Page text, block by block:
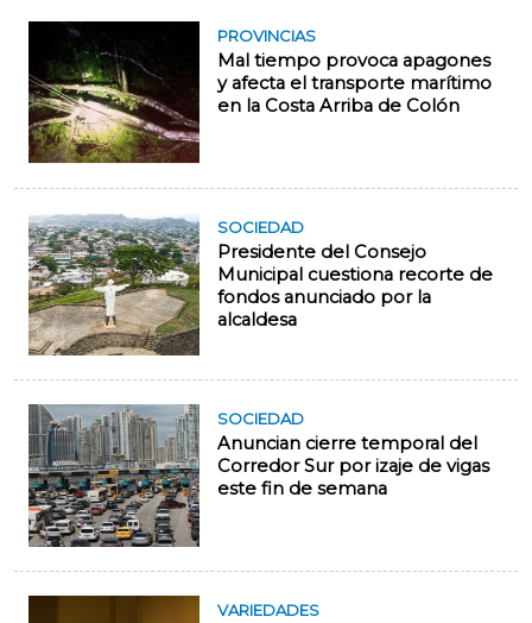
PROVINCIAS
Mal tiempo provoca apagones
y afecta el transporte marítimo
en la Costa Arriba de Colón
SOCIEDAD
Presidente del Consejo
Municipal cuestiona recorte de
fondos anunciado por la
alcaldesa
SOCIEDAD
Anuncian cierre temporal del
Corredor Sur por izaje de vigas
este fin de semana
VARIEDADES